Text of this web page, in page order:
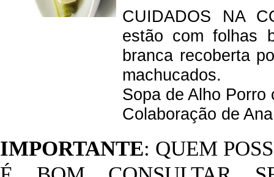
CUIDADOS NA
estão com folhas
branca recoberta
machucados.
Sopa de Alho Porro
Colaboração de
IMPORTANTE: QUEM